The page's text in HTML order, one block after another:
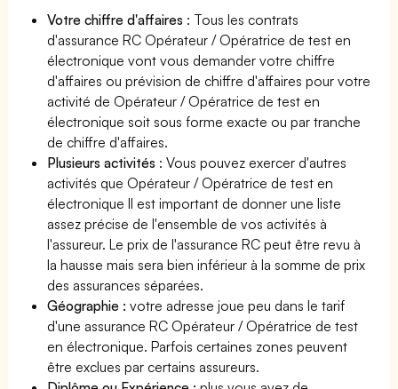
Votre chiffre d'affaires : Tous les contrats
d'assurance RC Opérateur / Opératrice de test en
électronique vont vous demander votre chiffre
d'affaires ou prévision de chiffre d'affaires pour votre
activité de Opérateur / Opératrice de test en
électronique soit sous forme exacte ou par tranche
de chiffre d'affaires.
Plusieurs activités : Vous pouvez exercer d'autres
activités que Opérateur / Opératrice de test en
électronique Il est important de donner une liste
assez précise de l'ensemble de vos activités à
l'assureur. Le prix de l'assurance RC peut être revu à
la hausse mais sera bien inférieur à la somme de prix
des assurances séparées.
Géographie :votre adresse joue peu dans le tarif
d'une assurance RC Opérateur / Opératrice de test
en électronique. Parfois certaines zones peuvent
être exclues par certains assureurs.